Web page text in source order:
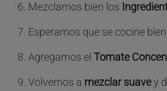
Mezclamos bien los
Esperamos que se cocine bien
Agregamos el Tomate
Volvemos a mezclar suavey